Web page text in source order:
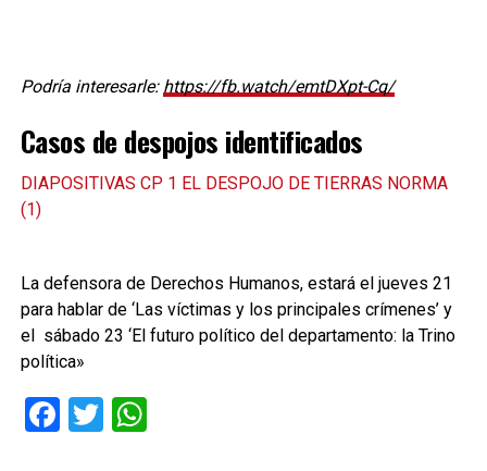
Podría interesarle: https://fb.watch/emtDXpt-Cq/
Casos de despojos identificados
DIAPOSITIVAS CP 1 EL DESPOJO DE TIERRAS NORMA
(1)
La defensora de Derechos Humanos, estará el jueves 21
para hablar de ‘Las víctimas y los principales crímenes’ y
el sábado 23 ‘El futuro político del departamento: la Trino
política»
Facebook
TwitterWhatsApp